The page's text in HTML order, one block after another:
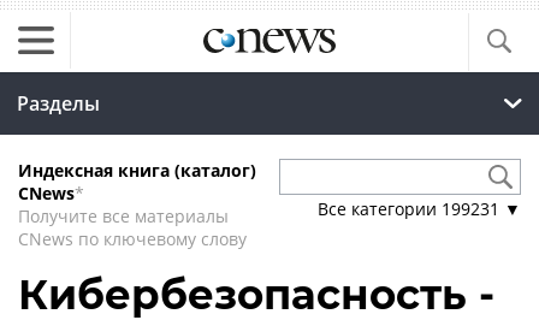
Разделы
Индексная книга (каталог)
CNews*
Получите все материалы
CNews по ключевому слову
Все категории 199231 ▼
Кибербезопасность -